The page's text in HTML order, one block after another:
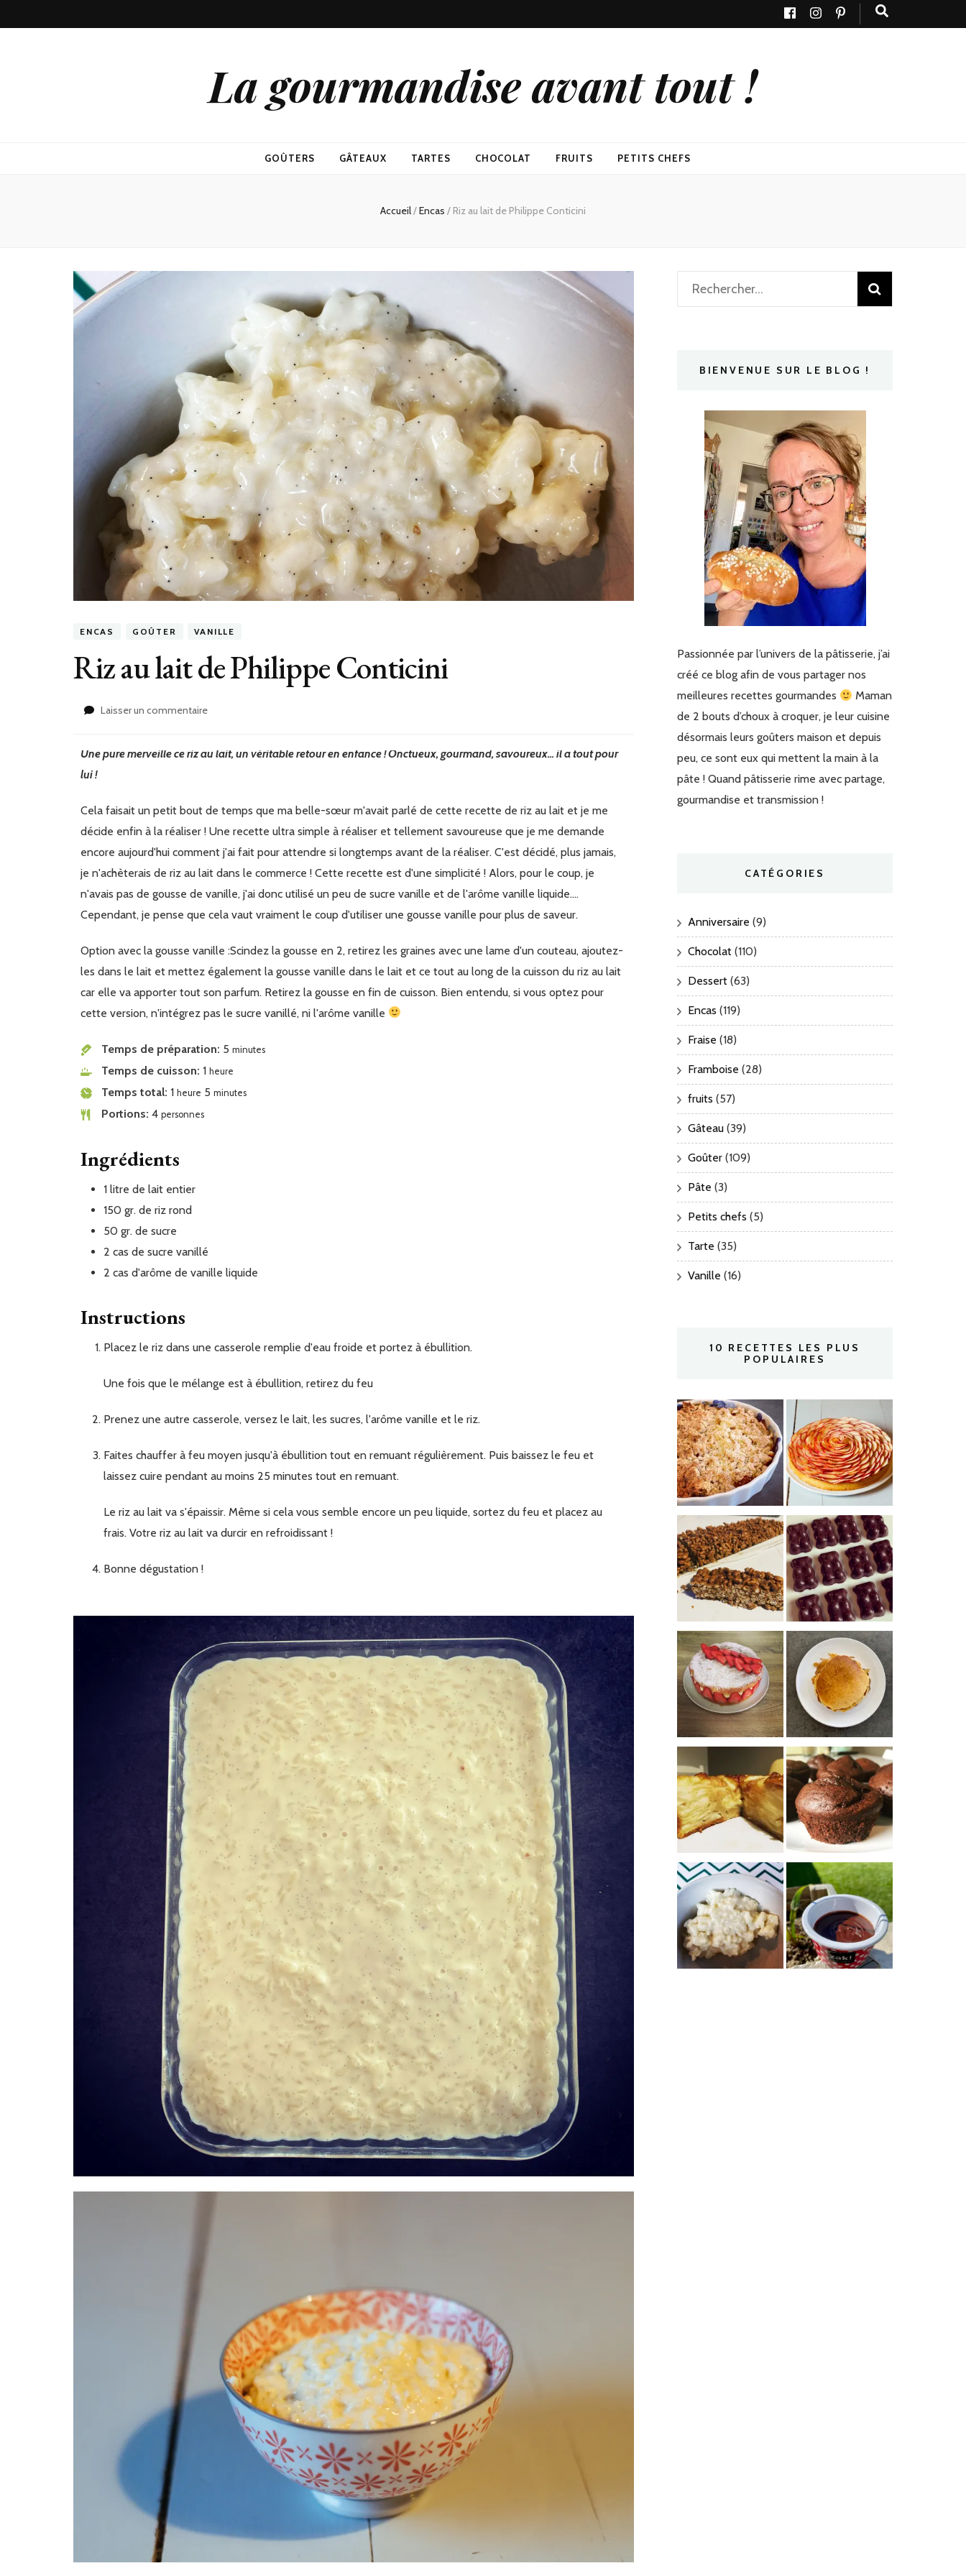
La gourmandise avant tout !
GOÛTERS GÂTEAUX TARTES CHOCOLAT FRUITS PETITS CHEFS
Accueil/Encas / Riz au lait de Philippe Conticini
ENCAS GOÛTER VANILLE
Riz au lait de Philippe Conticini
Laisser un commentairesur
lait
Une pure merveille ce riz au lait, un véritable retour en enfance ! Onctueux, gourmand, savoureux... il a tout pour
lui !
Cela faisait un petit bout de temps que ma belle-sœur m'avait parlé de cette recette de riz au lait et je me
décide enfin à la réaliser ! Une recette ultra simple à réaliser et tellement savoureuse que je me demande
encore aujourd'hui comment j'ai fait pour attendre si longtemps avant de la réaliser. C'est décidé, plus jamais,
je n'achèterais de riz au lait dans le commerce ! Cette recette est d'une simplicité ! Alors, pour le coup, je
n'avais pas de gousse de vanille, j'ai donc utilisé un peu de sucre vanille et de l'arôme vanille liquide....
Cependant, je pense que cela vaut vraiment le coup d'utiliser une gousse vanille pour plus de saveur.
Option avec la gousse vanille :Scindez la gousse en 2, retirez les graines avec une lame d'un couteau, ajoutez-
les dans le lait et mettez également la gousse vanille dans le lait et ce tout au long de la cuisson du riz au lait
car elle va apporter tout son parfum. Retirez la gousse en fin de cuisson. Bien entendu, si vous optez pour
cette version, n'intégrez pas le sucre vanillé, ni l'arôme vanille
Temps de préparation 5 minutes
Temps de cuisson 1 heure
Temps total 1 heure 5 minutes
Portions 4 personnes
Ingrédients
1 litre de lait entier
150 gr. de riz rond
50 gr. de sucre
2 cas de sucre vanillé
2 cas d'arôme de vanille liquide
Instructions
Placez le riz dans une casserole remplie d'eau froide et portez à ébullition.
Une fois que le mélange est à ébullition, retirez du feu
Prenez une autre casserole, versez le lait, les sucres, l'arôme vanille et le riz.
Faites chauffer à feu moyen jusqu'à ébullition tout en remuant régulièrement. Puis baissez le feu et
laissez cuire pendant au moins 25 minutes tout en remuant.
Le riz au lait va s'épaissir. Même si cela vous semble encore un peu liquide, sortez du feu et placez au
frais. Votre riz au lait va durcir en refroidissant !
Bonne dégustation !
Rechercher :
BIENVENUE SUR LE BLOG !
Passionnée par l’univers de la pâtisserie, j’ai
créé ce blog afin de vous partager nos
meilleures recettes gourmandes
Maman
de 2 bouts d’choux à croquer, je leur cuisine
désormais leurs goûters maison et depuis
peu, ce sont eux qui mettent la main à la
pâte ! Quand pâtisserie rime avec partage,
gourmandise et transmission !
CATÉGORIES
Anniversaire (9)
Chocolat (110)
Dessert (63)
Encas (119)
Fraise (18)
Framboise (28)
fruits (57)
Gâteau (39)
Goûter (109)
Pâte (3)
Petits chefs (5)
Tarte (35)
Vanille (16)
10 RECETTES LES PLUS
POPULAIRES